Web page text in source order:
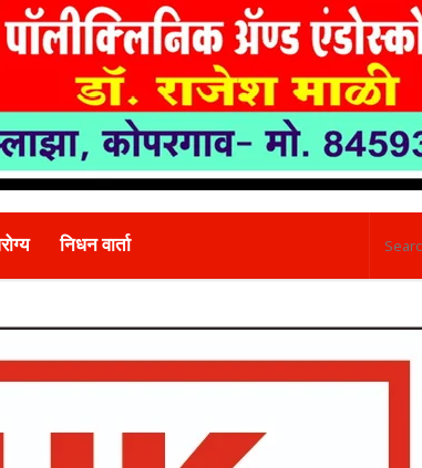
निधन वार्ता